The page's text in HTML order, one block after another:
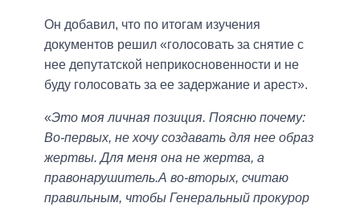
Он добавил, что по итогам изучения
документов решил «голосовать за снятие с
нее депутатской неприкосновенности и не
буду голосовать за ее задержание и арест».
«Это моя личная позиция. Поясню почему:
Во-первых, не хочу создавать для нее образ
жертвы. Для меня она не жертва, а
правонарушитель.А во-вторых, считаю
правильным, чтобы Генеральный прокурор